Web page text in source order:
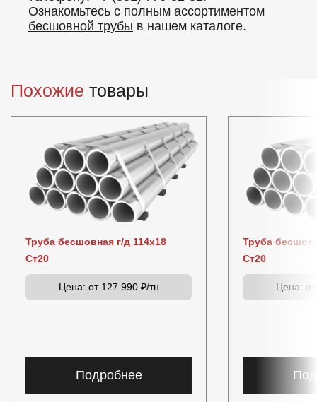
Ознакомьтесь с полным ассортиментом
бесшовной трубы в нашем каталоге.
Похожие товары
Труба бесшовная г/д 114х18
Ст20
Цена: от 127 990 ₽/тн
Подробнее
Труба
Ст20
Цена: